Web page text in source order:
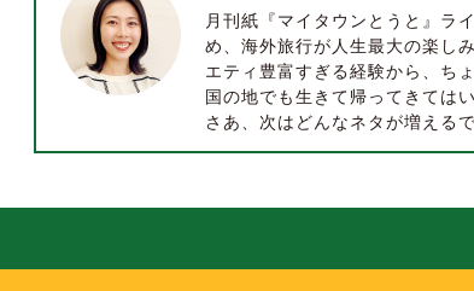
月刊紙『マイタウンとうと』ラ
め、海外旅行が人生最大の楽し
エティ豊富すぎる経験から、ち
国の地でも生きて帰ってきては
さあ、次はどんなネタが増える